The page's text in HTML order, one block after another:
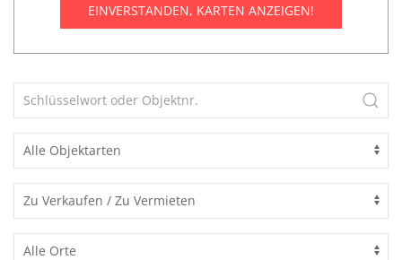
EINVERSTANDEN, KARTEN ANZEIGEN!